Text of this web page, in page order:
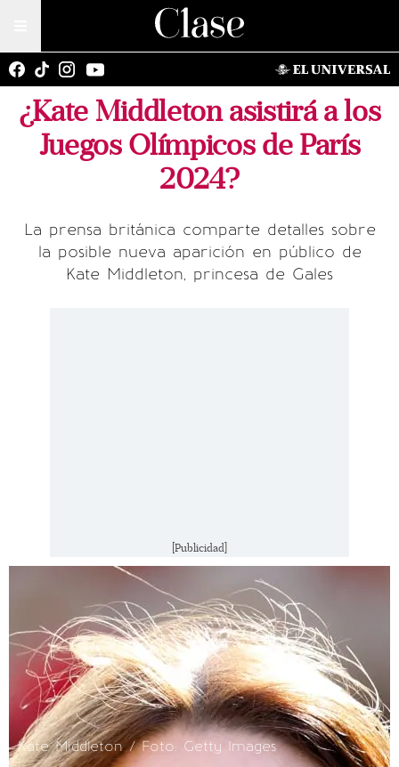
¿Kate Middleton asistirá a los
Juegos Olímpicos de París
2024?
La prensa británica comparte detalles sobre
la posible nueva aparición en público de
Kate Middleton, princesa de Gales
[Publicidad]
Kate Middleton / Foto: Getty Images